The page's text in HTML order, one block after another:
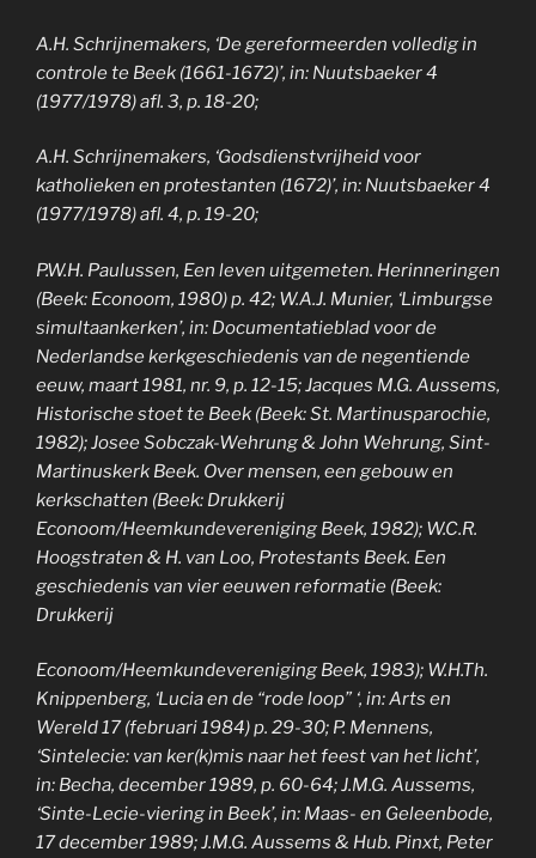
A.H. Schrijnemakers, ‘De gereformeerden volledig in
controle te Beek (1661-1672)’, in: Nuutsbaeker 4
(1977/1978) afl. 3, p. 18-20;
A.H. Schrijnemakers, ‘Godsdienstvrijheid voor
katholieken en protestanten (1672)’, in: Nuutsbaeker 4
(1977/1978) afl. 4, p. 19-20;
P.W.H. Paulussen, Een leven uitgemeten. Herinneringen
(Beek: Econoom, 1980) p. 42; W.A.J. Munier, ‘Limburgse
simultaankerken’, in: Documentatieblad voor de
Nederlandse kerkgeschiedenis van de negentiende
eeuw, maart 1981, nr. 9, p. 12-15; Jacques M.G. Aussems,
Historische stoet te Beek (Beek: St. Martinusparochie,
1982); Josee Sobczak-Wehrung & John Wehrung, Sint-
Martinuskerk Beek. Over mensen, een gebouw en
kerkschatten (Beek: Drukkerij
Econoom/Heemkundevereniging Beek, 1982); W.C.R.
Hoogstraten & H. van Loo, Protestants Beek. Een
geschiedenis van vier eeuwen reformatie (Beek:
Drukkerij
Econoom/Heemkundevereniging Beek, 1983); W.H.Th.
Knippenberg, ‘Lucia en de “rode loop” ‘, in: Arts en
Wereld 17 (februari 1984) p. 29-30; P. Mennens,
‘Sintelecie: van ker(k)mis naar het feest van het licht’,
in: Becha, december 1989, p. 60-64; J.M.G. Aussems,
‘Sinte-Lecie-viering in Beek’, in: Maas- en Geleenbode,
17 december 1989; J.M.G. Aussems & Hub. Pinxt, Peter